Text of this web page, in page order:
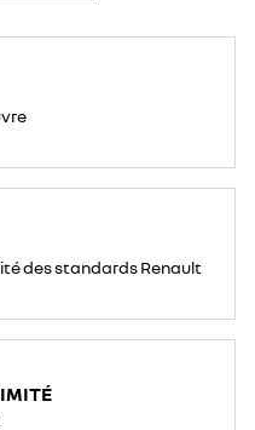
des standards Renault